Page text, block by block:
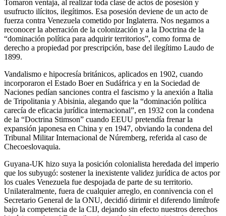
Tomaron ventaja, al realizar toda clase de actos de posesión y
usufructo ilícitos, ilegítimos. Esa posesión deviene de un acto de
fuerza contra Venezuela cometido por Inglaterra. Nos negamos a
reconocer la aberración de la colonización y a la Doctrina de la
“dominación política para adquirir territorios”, como forma de
derecho a propiedad por prescripción, base del ilegítimo Laudo de
1899.
Vandalismo e hipocresía británicos, aplicados en 1902, cuando
incorporaron el Estado Boer en Sudáfrica y en la Sociedad de
Naciones pedían sanciones contra el fascismo y la anexión a Italia
de Tripolitania y Abisinia, alegando que la “dominación política
carecía de eficacia jurídica internacional”, en 1932 con la condena
de la “Doctrina Stimson” cuando EEUU pretendía frenar la
expansión japonesa en China y en 1947, obviando la condena del
Tribunal Militar Internacional de Núremberg, referida al caso de
Checoeslovaquia.
Guyana-UK hizo suya la posición colonialista heredada del imperio
que los subyugó: sostener la inexistente validez jurídica de actos por
los cuales Venezuela fue despojada de parte de su territorio.
Unilateralmente, fuera de cualquier arreglo, en connivencia con el
Secretario General de la ONU, decidió dirimir el diferendo limítrofe
bajo la competencia de la CIJ, dejando sin efecto nuestros derechos